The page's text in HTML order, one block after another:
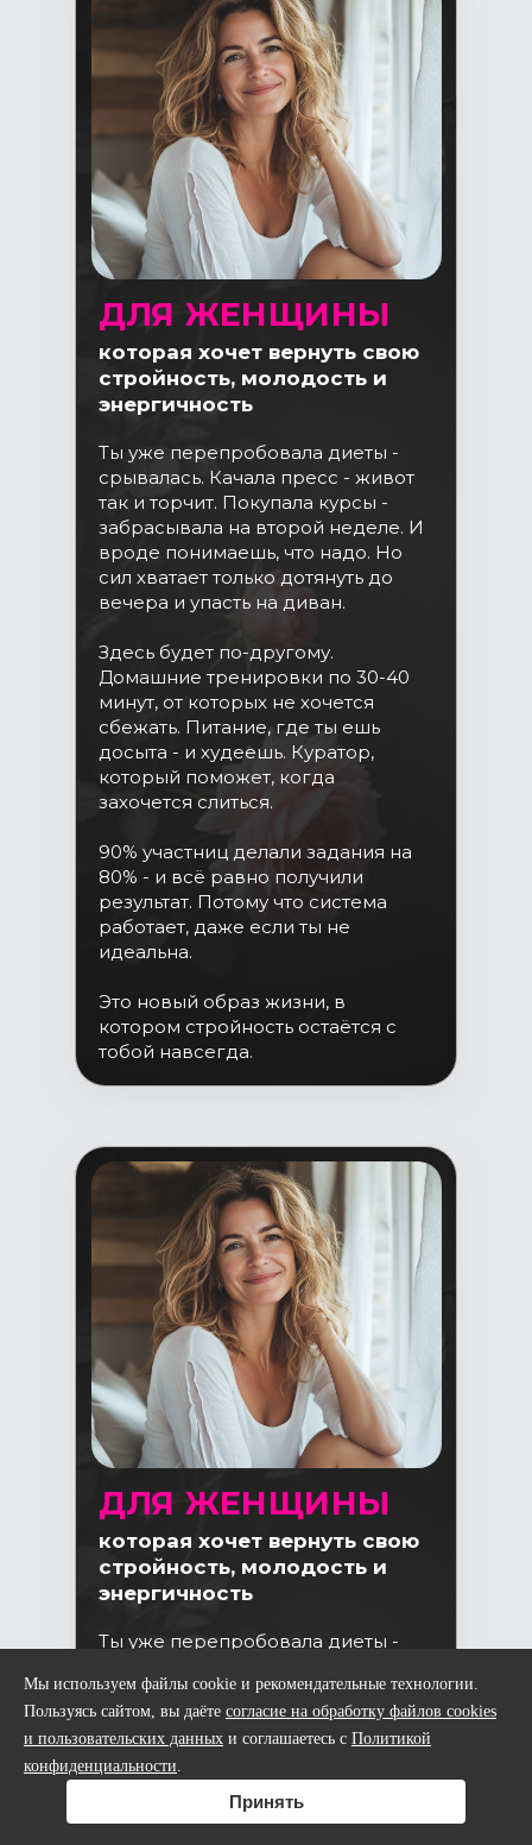
Ты уже перепробовала диеты -
срывалась. Качала пресс - живот
так и торчит. Покупала курсы -
забрасывала на второй неделе. И
вроде понимаешь, что надо. Но
сил хватает только дотянуть до
вечера и упасть на диван.
Здесь будет по-другому.
Домашние тренировки по 30-40
минут, от которых не хочется
сбежать. Питание, где ты ешь
досыта - и худеешь. Куратор,
который поможет, когда
захочется слиться.
90% участниц делали задания на
80% - и всё равно получили
результат. Потому что система
работает, даже если ты не
идеальна.
Это новый образ жизни, в
котором стройность остаётся с
тобой навсегда.
которая хочет вернуть свою
стройность, молодость и
энергичность
ДЛЯ ЖЕНЩИНЫ
Ты уже перепробовала диеты -
так и торчит. Покупала курсы -
забрасывала на второй неделе. И
вроде понимаешь, что надо. Но
сил хватает только дотянуть до
вечера и упасть на диван.
которая хочет вернуть свою
стройность, молодость и
энергичность
ДЛЯ ЖЕНЩИНЫ
Мы используем файлы cookie и рекомендательные технологии.
Пользуясь сайтом, вы даёте согласие на обработку файлов cookies
и пользовательских данных и соглашаетесь с Политикой
конфиденциальности.
Принять